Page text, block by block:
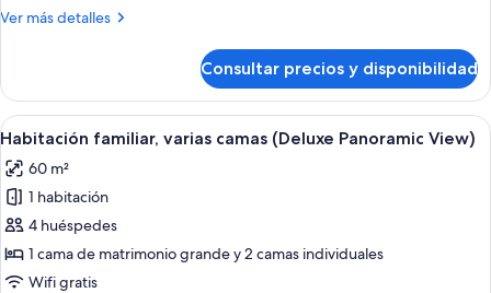
matrimonio
a
la
ciudad
Ver más detalles
Más
Club,
cama
matrimonio
grande,
vistas
a
la
ciudad
Consultar precios y disponibilidad
Abrir
todas
las
fotos
de
Habitación
familiar,
Habitación de hotel con dos camas,
4
Habitación familiar, varias camas (Deluxe Panoramic View)
60 m²
1 habitación
4 huéspedes
1 cama de matrimonio grande y 2 camas individuales
Wifi gratis